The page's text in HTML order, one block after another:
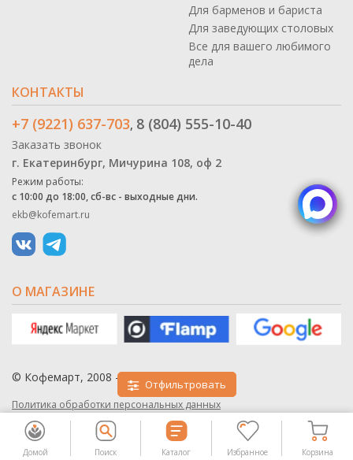
Отфильтровать
Для барменов и бариста
Для заведующих столовых
Все для вашего любимого
дела
КОНТАКТЫ
+7 (9221) 637-703, 8 (804) 555-10-40
Заказать звонок
г. Екатеринбург, Мичурина 108, оф 2
Режим работы:
с 10:00 до 18:00, сб-вс - выходные дни.
ekb@kofemart.ru
О МАГАЗИНЕ
© Кофемарт, 2008 - 2026
Политика обработки персональных данных
Домой Поиск Каталог Избранное Корзина